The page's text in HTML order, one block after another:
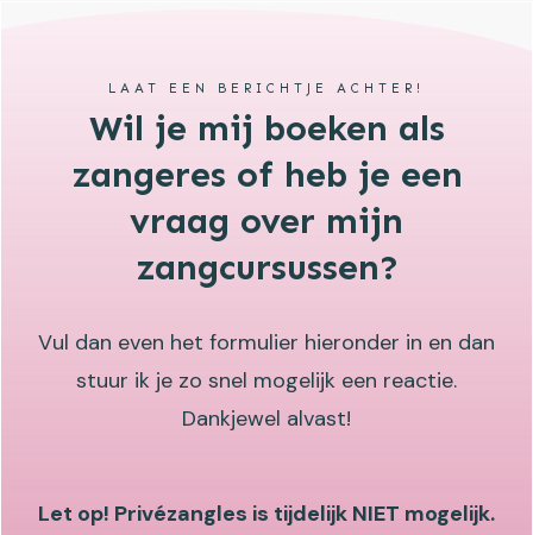
LAAT EEN BERICHTJE ACHTER!
Wil je mij boeken als
zangeres of heb je een
vraag over mijn
zangcursussen?
Vul dan even het formulier hieronder in en dan
stuur ik je zo snel mogelijk een reactie.
Dankjewel alvast!
Let op! Privézangles is tijdelijk NIET mogelijk.